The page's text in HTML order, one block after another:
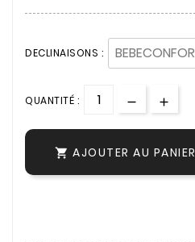
DECLINAISONS :
QUANTITÉ :
 AJOUTER AU PANIER